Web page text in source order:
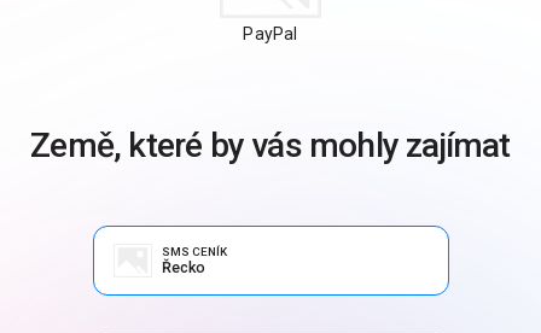
PayPal
Země, které by vás mohly zajímat
SMS CENÍK
Řecko